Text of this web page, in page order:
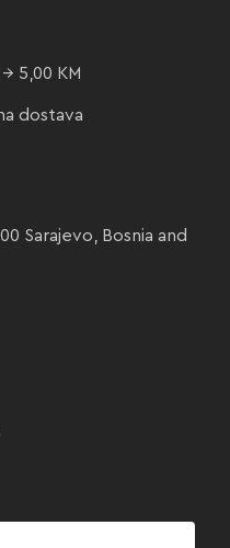
5,00 KM
dostava
Sarajevo, Bosnia and